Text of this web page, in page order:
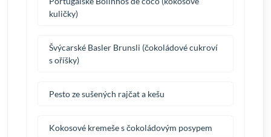
kuličky)
Švýcarské Basler Brunsli (čokoládové cukroví
s oříšky)
Pesto ze sušených rajčat a kešu
Kokosové kremeše s čokoládovým posypem